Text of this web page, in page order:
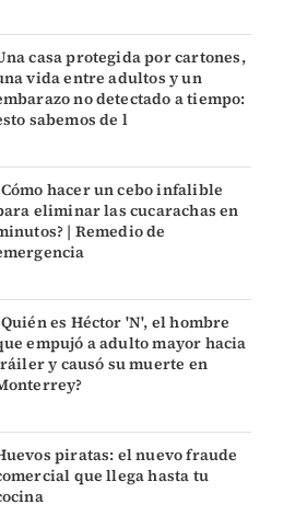
casa protegida por cartones,
vida entre adultos y un
no detectado a tiempo:
sabemos de l
hacer un cebo infalible
eliminar las cucarachas en
| Remedio de
es Héctor 'N', el hombre
empujó a adulto mayor hacia
y causó su muerte en
piratas: el nuevo fraude
que llega hasta tu